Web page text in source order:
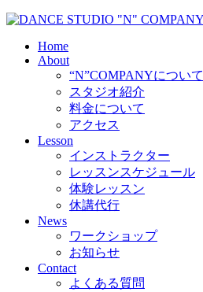
Home
About
“N”COMPANYについて
スタジオ紹介
料金について
アクセス
Lesson
インストラクター
レッスンスケジュール
体験レッスン
休講代行
News
ワークショップ
お知らせ
Contact
よくある質問